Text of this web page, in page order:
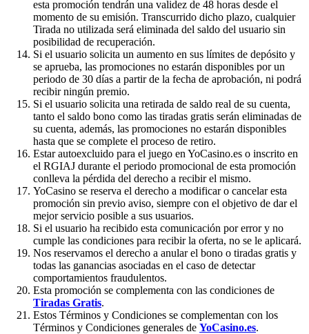
esta promoción tendrán una validez de 48 horas desde el
momento de su emisión. Transcurrido dicho plazo, cualquier
Tirada no utilizada será eliminada del saldo del usuario sin
posibilidad de recuperación.
Si el usuario solicita un aumento en sus límites de depósito y
se aprueba, las promociones no estarán disponibles por un
periodo de 30 días a partir de la fecha de aprobación, ni podrá
recibir ningún premio.
Si el usuario solicita una retirada de saldo real de su cuenta,
tanto el saldo bono como las tiradas gratis serán eliminadas de
su cuenta, además, las promociones no estarán disponibles
hasta que se complete el proceso de retiro.
Estar autoexcluido para el juego en YoCasino.es o inscrito en
el RGIAJ durante el periodo promocional de esta promoción
conlleva la pérdida del derecho a recibir el mismo.
YoCasino se reserva el derecho a modificar o cancelar esta
promoción sin previo aviso, siempre con el objetivo de dar el
mejor servicio posible a sus usuarios.
Si el usuario ha recibido esta comunicación por error y no
cumple las condiciones para recibir la oferta, no se le aplicará.
Nos reservamos el derecho a anular el bono o tiradas gratis y
todas las ganancias asociadas en el caso de detectar
comportamientos fraudulentos.
Esta promoción se complementa con las condiciones de
Tiradas Gratis.
Estos Términos y Condiciones se complementan con los
Términos y Condiciones generales de YoCasino.es.